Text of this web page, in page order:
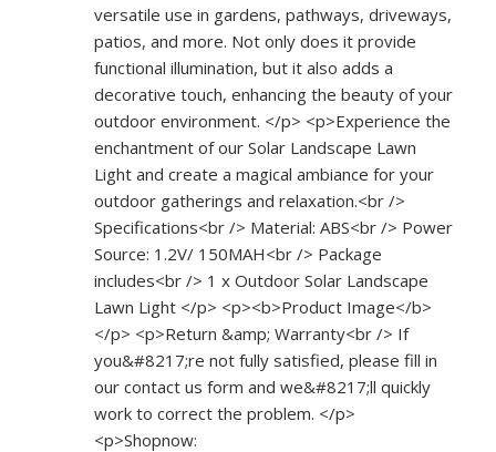
versatile use in gardens, pathways, driveways,
patios, and more. Not only does it provide
functional illumination, but it also adds a
decorative touch, enhancing the beauty of your
outdoor environment. </p> <p>Experience the
enchantment of our Solar Landscape Lawn
Light and create a magical ambiance for your
outdoor gatherings and relaxation.<br />
Specifications<br /> Material: ABS<br /> Power
Source: 1.2V/ 150MAH<br /> Package
includes<br /> 1 x Outdoor Solar Landscape
Lawn Light </p> <p><b>Product Image</b>
</p> <p>Return &amp; Warranty<br /> If
you&#8217;re not fully satisfied, please fill in
our contact us form and we&#8217;ll quickly
work to correct the problem. </p>
<p>Shopnow: